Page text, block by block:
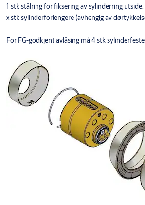
1 stk stålring for fiksering av sylinderring utside.
x stk sylinderforlengere (avhengig av
For FG-godkjent avlåsing må 4 stk